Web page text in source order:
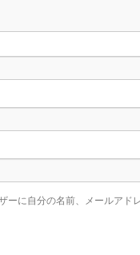
ーに自分の名前、メールアド